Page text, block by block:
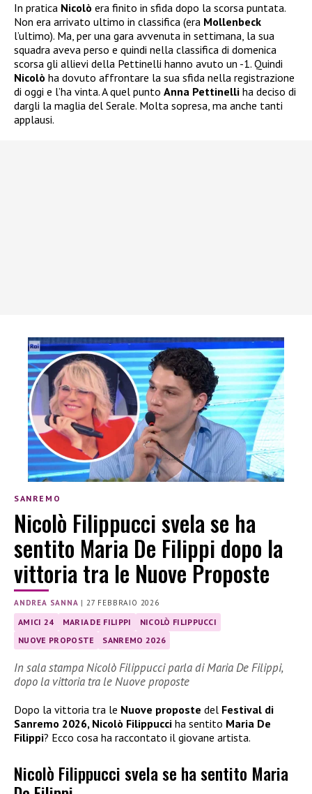
In pratica Nicolò era finito in sfida dopo la scorsa puntata.
Non era arrivato ultimo in classifica (era Mollenbeck
l’ultimo). Ma, per una gara avvenuta in settimana, la sua
squadra aveva perso e quindi nella classifica di domenica
scorsa gli allievi della Pettinelli hanno avuto un -1. Quindi
Nicolò ha dovuto affrontare la sua sfida nella registrazione
di oggi e l’ha vinta. A quel punto Anna Pettinelli ha deciso di
dargli la maglia del Serale. Molta sopresa, ma anche tanti
applausi.
SANREMO
Nicolò Filippucci svela se ha
sentito Maria De Filippi dopo la
vittoria tra le Nuove Proposte
ANDREA SANNA | 27 FEBBRAIO 2026
AMICI 24 MARIA DE FILIPPI
NICOLÒ FILIPPUCCI
NUOVE PROPOSTE
SANREMO 2026
In sala stampa Nicolò Filippucci parla di Maria De Filippi,
dopo la vittoria tra le Nuove proposte
Dopo la vittoria tra le Nuove proposte del Festival di
Sanremo 2026, Nicolò Filippucci ha sentito Maria De
Filippi? Ecco cosa ha raccontato il giovane artista.
Nicolò Filippucci svela se ha sentito Maria